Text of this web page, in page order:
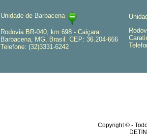
Unidade de Barbacena
Rodovia BR-040, km 698 - Caiçara
Barbacena, MG, Brasil. CEP: 36.204-666
Telefone: (32)3331-6242
Copyright © -